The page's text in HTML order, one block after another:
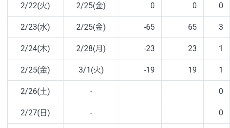
2/22(火) 2/25(金) 0 0 0
2/23(水) 2/25(金) -65 65 3
2/24(木) 2/28(月) -23 23 1
2/25(金) 3/1(火) -19 19 1
2/26(土) - 0
2/27(日) - 0